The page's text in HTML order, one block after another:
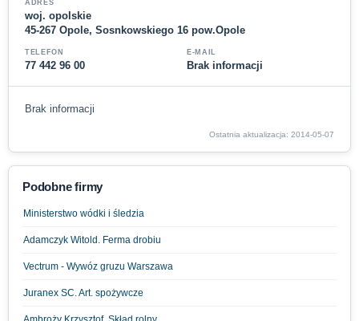
ADRES
woj. opolskie
45-267 Opole, Sosnkowskiego 16 pow.Opole
TELEFON
77 442 96 00
E-MAIL
Brak informacji
Brak informacji
Ostatnia aktualizacja: 2014-05-07
Podobne firmy
Ministerstwo wódki i śledzia
Adamczyk Witold. Ferma drobiu
Vectrum - Wywóz gruzu Warszawa
Juranex SC. Art. spożywcze